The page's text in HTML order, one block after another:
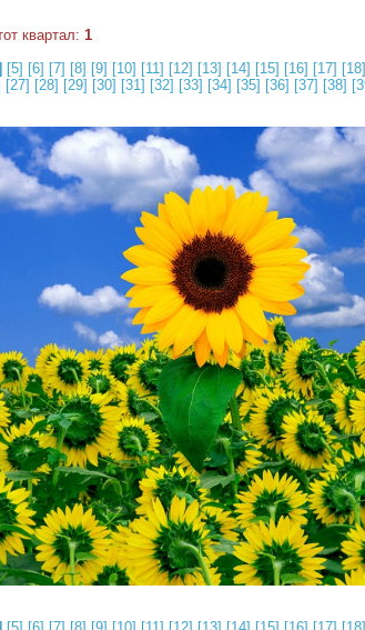
квартал: 1
[5] [6] [7] [8] [9] [10] [11] [12] [13] [14] [15] [16] [17] [18]
[27] [28] [29] [30] [31] [32] [33] [34] [35] [36] [37] [38]